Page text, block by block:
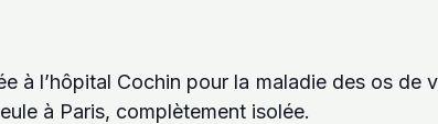
à l’hôpital Cochin pour la maladie des os de
à Paris, complètement isolée.